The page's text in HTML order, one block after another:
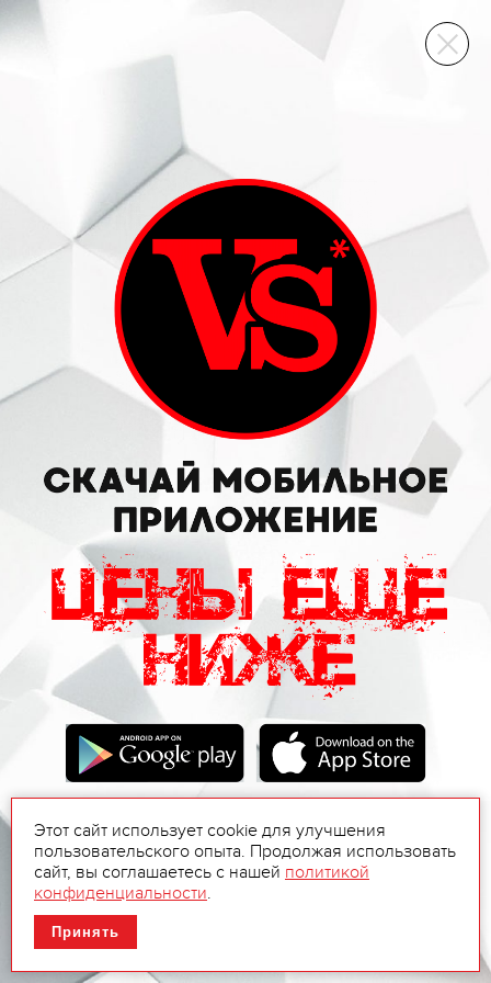
ВИННЫЙ СКЛАД
Этот сайт использует cookie для улучшения
пользовательского опыта. Продолжая использовать
сайт, вы соглашаетесь с нашей политикой
конфиденциальности.
Принять